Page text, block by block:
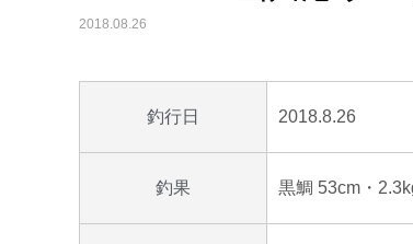
2018.08.26
釣行日 2018.8.26
釣果 黒鯛 53cm・